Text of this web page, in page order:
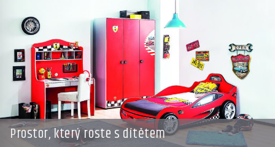
Prostor, který roste s dítětem